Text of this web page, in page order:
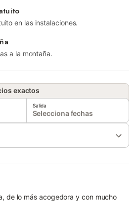
en las instalaciones.
a la montaña.
exactos
Salida
Selecciona fechas
de lo más acogedora y con mucho